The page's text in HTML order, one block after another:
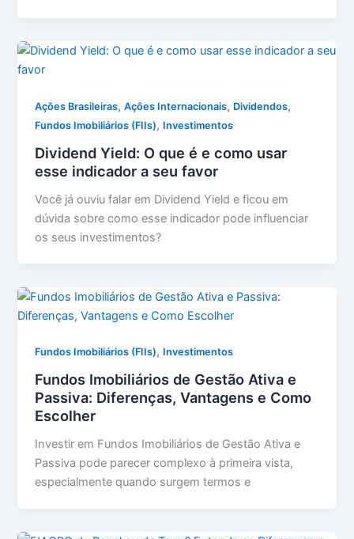
Ações Brasileiras,Ações Internacionais, Dividendos,
Fundos Imobiliários (FIIs), Investimentos
Dividend Yield: O que é e como usar
esse indicador a seu favor
Você já ouviu falar em Dividend Yield e ficou em
dúvida sobre como esse indicador pode influenciar
os seus investimentos?
Fundos Imobiliários (FIIs), Investimentos
Fundos Imobiliários de Gestão Ativa e
Passiva: Diferenças, Vantagens e Como
Escolher
Investir em Fundos Imobiliários de Gestão Ativa e
Passiva pode parecer complexo à primeira vista,
especialmente quando surgem termos e